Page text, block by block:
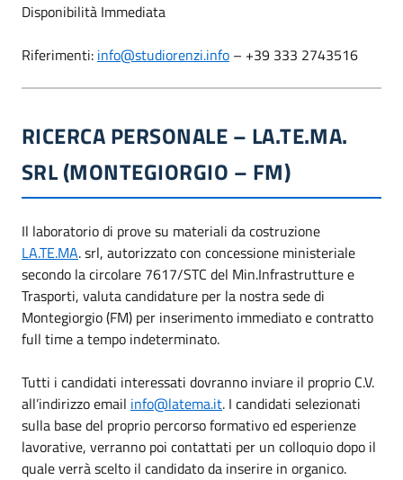
Disponibilità Immediata
Riferimenti: info@studiorenzi.info – +39 333 2743516
RICERCA PERSONALE – LA.TE.MA.
SRL (MONTEGIORGIO – FM)
Il laboratorio di prove su materiali da costruzione
LA.TE.MA. srl, autorizzato con concessione ministeriale
secondo la circolare 7617/STC del Min.Infrastrutture e
Trasporti, valuta candidature per la nostra sede di
Montegiorgio (FM) per inserimento immediato e contratto
full time a tempo indeterminato.
Tutti i candidati interessati dovranno inviare il proprio C.V.
all’indirizzo email info@latema.it. I candidati selezionati
sulla base del proprio percorso formativo ed esperienze
lavorative, verranno poi contattati per un colloquio dopo il
quale verrà scelto il candidato da inserire in organico.